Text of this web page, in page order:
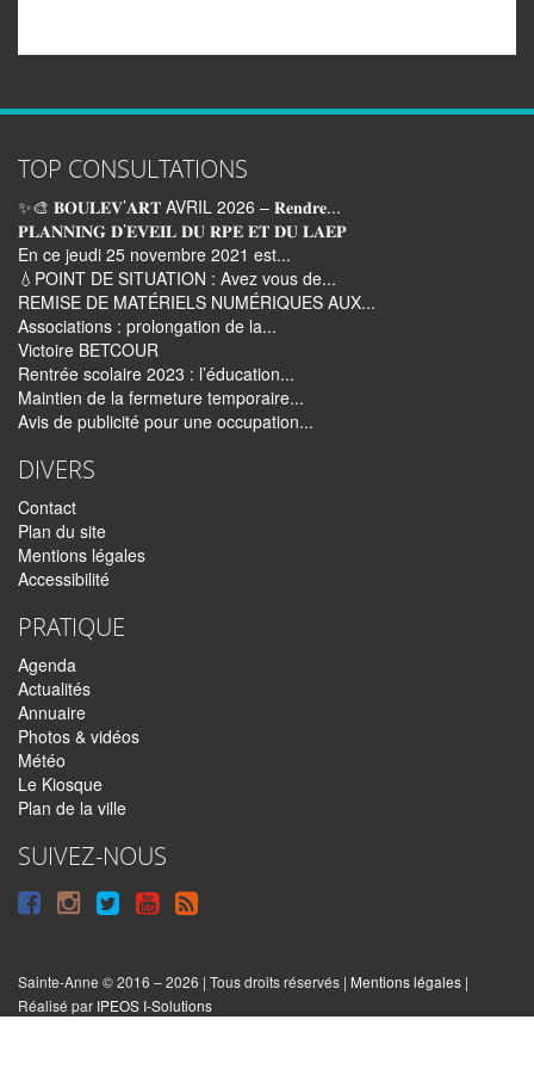
TOP CONSULTATIONS
✨🎨 𝐁𝐎𝐔𝐋𝐄𝐕’𝐀𝐑𝐓 AVRIL 2026 – 𝐑𝐞𝐧𝐝𝐫𝐞...
𝐏𝐋𝐀𝐍𝐍𝐈𝐍𝐆 𝐃’𝐄𝐕𝐄𝐈𝐋 𝐃𝐔 𝐑𝐏𝐄 𝐄𝐓 𝐃𝐔 𝐋𝐀𝐄𝐏
En ce jeudi 25 novembre 2021 est...
💧POINT DE SITUATION : Avez vous de...
REMISE DE MATÉRIELS NUMÉRIQUES AUX...
Associations : prolongation de la...
Victoire BETCOUR
Rentrée scolaire 2023 : l’éducation...
Maintien de la fermeture temporaire...
Avis de publicité pour une occupation...
DIVERS
Contact
Plan du site
Mentions légales
Accessibilité
PRATIQUE
Agenda
Actualités
Annuaire
Photos & vidéos
Météo
Le Kiosque
Plan de la ville
SUIVEZ-NOUS
Suivre
Facebook
Suivre
Instagram
Suivre
Twitter
Syndiquer
le
site
Sainte-Anne © 2016 – 2026 | Tous droits réservés | Mentions légales |
Réalisé par IPEOS I-Solutions
Réinitialiser